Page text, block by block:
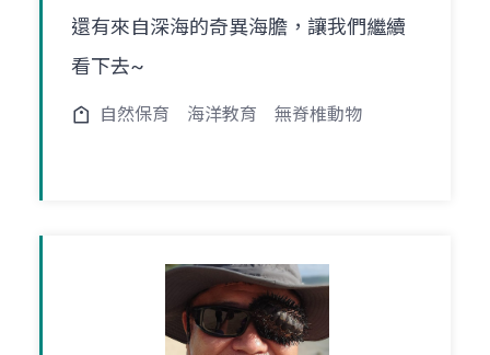
還有來自深海的奇異海膽，讓我們繼續
看下去~
自然保育 海洋教育 無脊椎動物